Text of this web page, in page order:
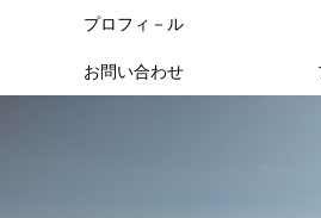
プロフィ－ル
お問い合わせ